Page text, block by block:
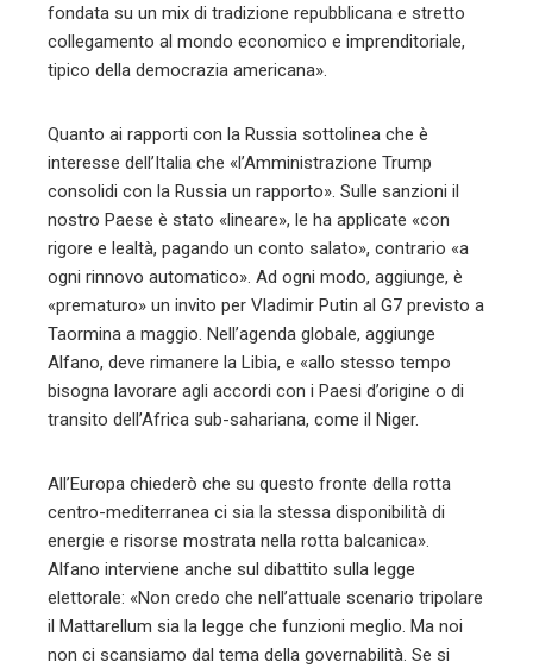
fondata su un mix di tradizione repubblicana e stretto
collegamento al mondo economico e imprenditoriale,
tipico della democrazia americana».
Quanto ai rapporti con la Russia sottolinea che è
interesse dell’Italia che «l’Amministrazione Trump
consolidi con la Russia un rapporto». Sulle sanzioni il
nostro Paese è stato «lineare», le ha applicate «con
rigore e lealtà, pagando un conto salato», contrario «a
ogni rinnovo automatico». Ad ogni modo, aggiunge, è
«prematuro» un invito per Vladimir Putin al G7 previsto a
Taormina a maggio. Nell’agenda globale, aggiunge
Alfano, deve rimanere la Libia, e «allo stesso tempo
bisogna lavorare agli accordi con i Paesi d’origine o di
transito dell’Africa sub-sahariana, come il Niger.
All’Europa chiederò che su questo fronte della rotta
centro-mediterranea ci sia la stessa disponibilità di
energie e risorse mostrata nella rotta balcanica».
Alfano interviene anche sul dibattito sulla legge
elettorale: «Non credo che nell’attuale scenario tripolare
il Mattarellum sia la legge che funzioni meglio. Ma noi
non ci scansiamo dal tema della governabilità. Se si